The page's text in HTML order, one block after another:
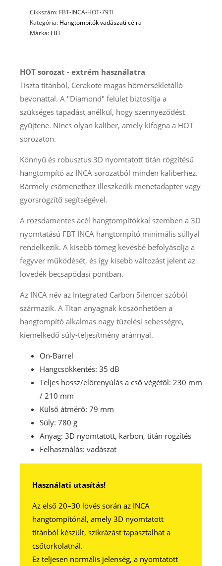
Cikkszám: FBT-INCA-HOT-79TI
Kategória: Hangtompítók vadászati célra
Márka: FBT
HOT sorozat - extrém használatra
Tiszta titánból, Cerakote magas hőmérsékletálló
bevonattal. A "Diamond" felület biztosítja a
szükséges tapadást anélkül, hogy szennyeződést
gyűjtene. Nincs olyan kaliber, amely kifogna a HOT
sorozaton.
Könnyű és robusztus 3D nyomtatott titán rögzítésű
hangtompító az INCA sorozatból minden kaliberhez.
Bármely csőmenethez illeszkedik menetadapter vagy
gyorsrögzítő segítségével.
A rozsdamentes acél hangtompítókkal szemben a 3D
nyomtatású FBT INCA hangtompító minimális súllyal
rendelkezik. A kisebb tömeg kevésbé befolyásolja a
fegyver működését, és így kisebb változást jelent az
lövedék becsapódasi pontban.
Az INCA név az Integrated Carbon Silencer szóból
származik. A TItan anyagnak köszönhetően a
hangtompító alkalmas nagy tüzelési sebességre,
kiemelkedő súly-teljesítmény aránnyal.
On-Barrel
Hangcsökkentés: 35 dB
Teljes hossz/előrenyúlás a cső végétől: 230 mm
/ 210 mm
Külső átmérő: 79 mm
Súly: 780 g
Anyag: 3D nyomtatott, karbon, titán rögzítés
Felhasználás: vadászat
Használati utasítás!
Az első 20–30 lövés során az INCA
hangtompítónál, amely 3D nyomtatott
titánból készült, szikrázást tapasztalhat a
csőtorkolatnál.
Ez teljesen normális jelenség, a nyomtatott